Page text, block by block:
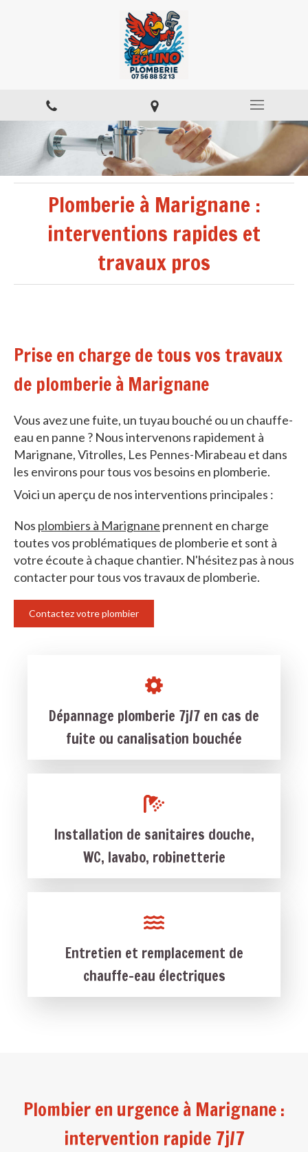
Plomberie à Marignane :
interventions rapides et
travaux pros
Prise en charge de tous vos travaux
de plomberie à Marignane
Vous avez une fuite, un tuyau bouché ou un chauffe-
eau en panne ? Nous intervenons rapidement à
Marignane, Vitrolles, Les Pennes-Mirabeau et dans
les environs pour tous vos besoins en plomberie.
Voici un aperçu de nos interventions principales :
Nos plombiers à Marignane prennent en charge
toutes vos problématiques de plomberie et sont à
votre écoute à chaque chantier. N'hésitez pas à nous
contacter pour tous vos travaux de plomberie.
Contactez votre plombier
Dépannage plomberie 7j/7 en cas de
fuite ou canalisation bouchée
Installation de sanitaires douche,
WC, lavabo, robinetterie
Entretien et remplacement de
chauffe-eau électriques
Plombier en urgence à Marignane :
intervention rapide 7j/7